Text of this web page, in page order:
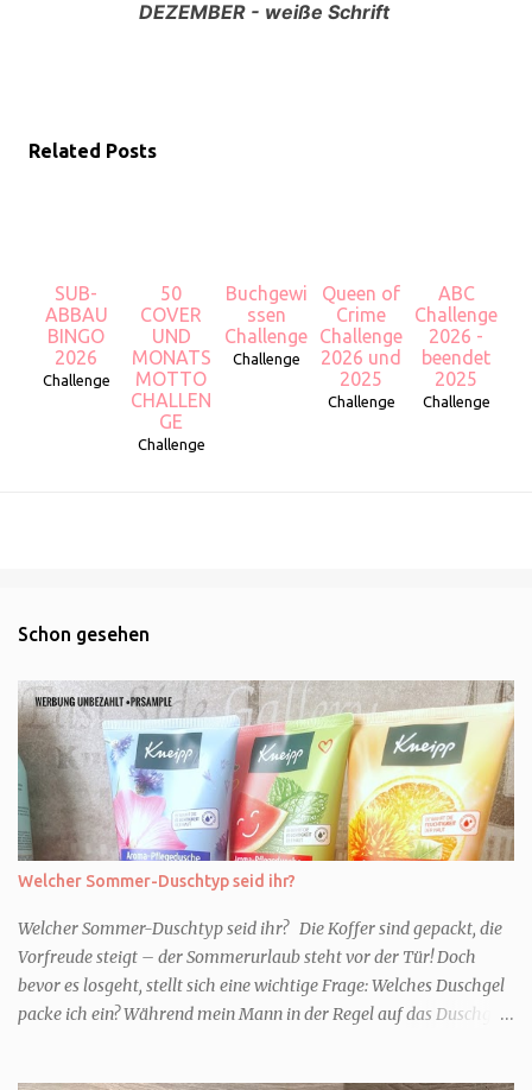
DEZEMBER - weiße Schrift
Related Posts
SUB-
ABBAU
BINGO
2026
Challenge
50
COVER
UND
MONATS
MOTTO
CHALLEN
GE
Challenge
Buchgewi
ssen
Challenge
Challenge
Queen of
Crime
Challenge
2026 und
2025
Challenge
ABC
Challenge
2026 -
beendet
2025
Challenge
Schon gesehen
Welcher Sommer-Duschtyp seid ihr?
Welcher Sommer-Duschtyp seid ihr? Die Koffer sind gepackt, die
Vorfreude steigt – der Sommerurlaub steht vor der Tür! Doch
bevor es losgeht, stellt sich eine wichtige Frage: Welches Duschgel
packe ich ein? Während mein Mann in der Regel auf das Duschgel